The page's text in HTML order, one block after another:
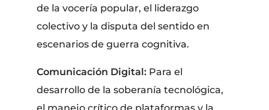
de la vocería popular, el liderazgo
colectivo y la disputa del sentido en
escenarios de guerra cognitiva.
Comunicación Digital: Para el
desarrollo de la soberanía tecnológica,
el manejo crítico de plataformas y la